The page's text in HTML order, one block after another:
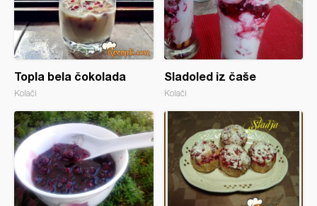
Topla bela čokolada
Kolači
Sladoled iz čaše
Kolači